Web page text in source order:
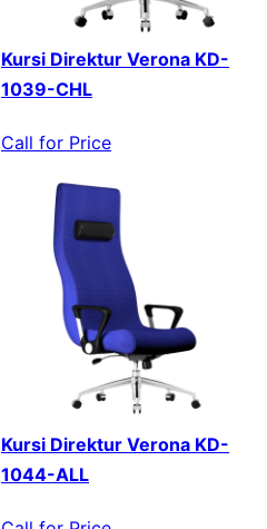
Kursi Direktur Verona KD-
1039-CHL
Call for Price
Kursi Direktur Verona KD-
1044-ALL